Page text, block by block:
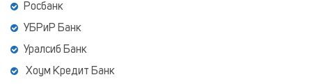
Росбанк
УБРиР Банк
Уралсиб Банк
Хоум Кредит Банк